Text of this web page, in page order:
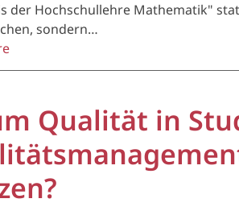
der Hochschullehre Mathematik"
sondern…
Qualität in